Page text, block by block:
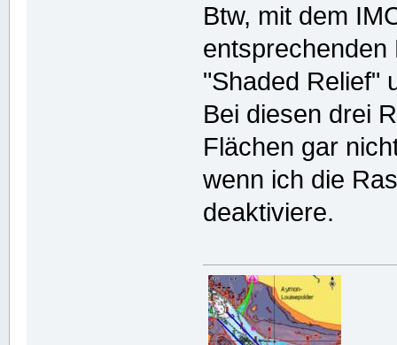
Btw, mit dem
entsprechenden
"Shaded Relief"
Bei diesen drei
Flächen gar
wenn ich die
deaktiviere.